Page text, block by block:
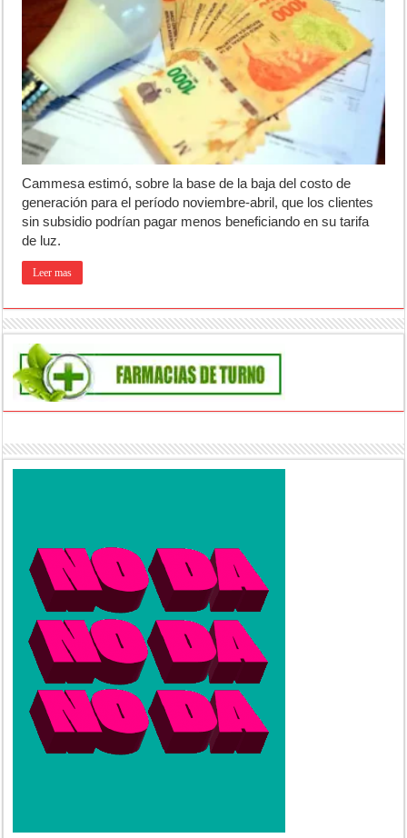
Cammesa estimó, sobre la base de la baja del costo de
generación para el período noviembre-abril, que los clientes
sin subsidio podrían pagar menos beneficiando en su tarifa
de luz.
Leer mas